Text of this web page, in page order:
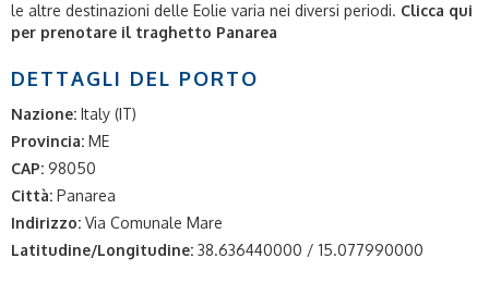
le altre destinazioni delle Eolie varia nei diversi periodi. Clicca qui
per prenotare il traghetto Panarea
DETTAGLI DEL PORTO
Nazione: Italy (IT)
Provincia: ME
CAP: 98050
Città: Panarea
Indirizzo: Via Comunale Mare
Latitudine/Longitudine: 38.636440000 / 15.077990000